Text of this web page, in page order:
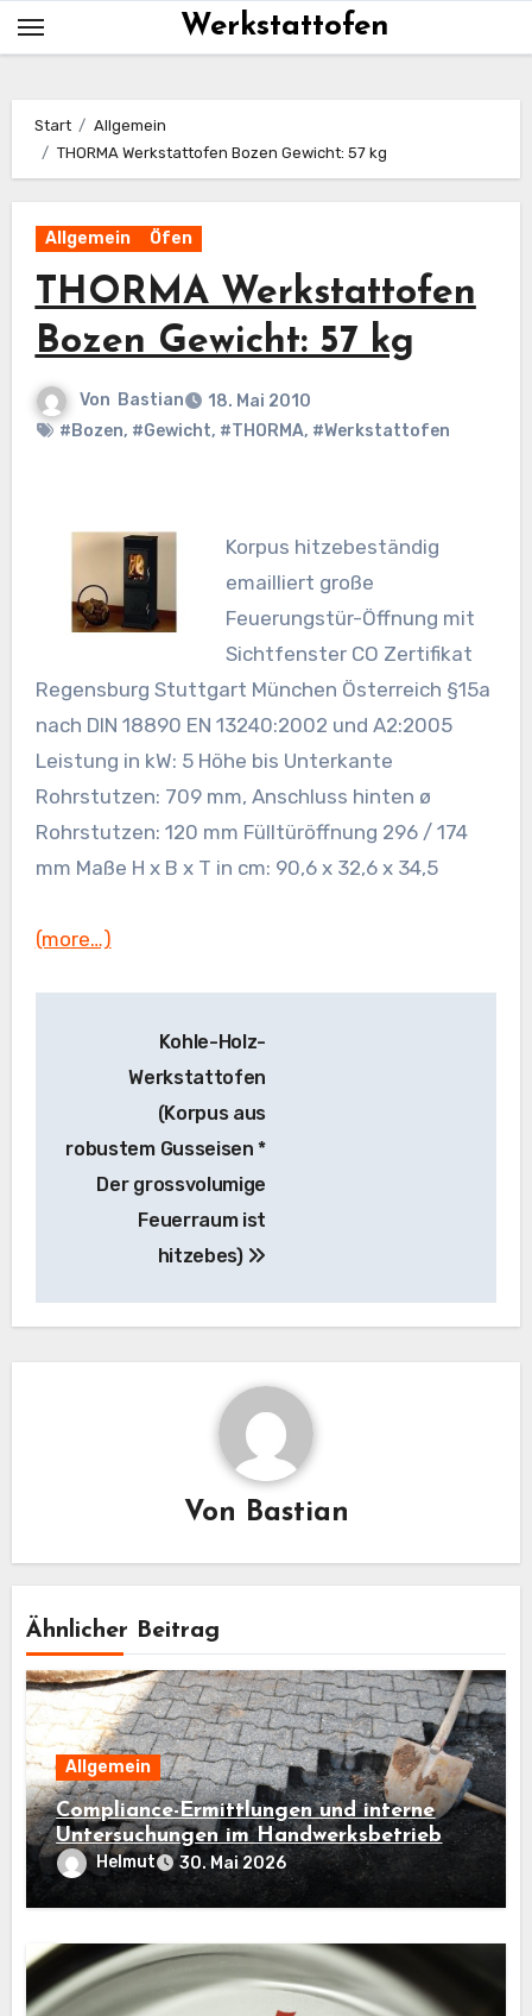
Skip
to
Werkstattofen
Start
Allgemein
THORMA Werkstattofen Bozen Gewicht: 57 kg
Allgemein Öfen
THORMA Werkstattofen
Bozen Gewicht: 57 kg
Von Bastian
18. Mai 2010
#Bozen, #Gewicht, #THORMA, #Werkstattofen
Korpus hitzebeständig
emailliert große
Feuerungstür-Öffnung mit
Sichtfenster CO Zertifikat
Regensburg Stuttgart München Österreich §15a
nach DIN 18890 EN 13240:2002 und A2:2005
Leistung in kW: 5 Höhe bis Unterkante
Rohrstutzen: 709 mm, Anschluss hinten ø
Rohrstutzen: 120 mm Fülltüröffnung 296 / 174
mm Maße H x B x T in cm: 90,6 x 32,6 x 34,5
(more…)
Kohle-Holz-
Werkstattofen
(Korpus aus
robustem Gusseisen *
Der grossvolumige
Feuerraum ist
hitzebes)
Von Bastian
Ähnlicher Beitrag
Allgemein
Compliance-Ermittlungen und interne
Untersuchungen im Handwerksbetrieb
Helmut 30. Mai 2026